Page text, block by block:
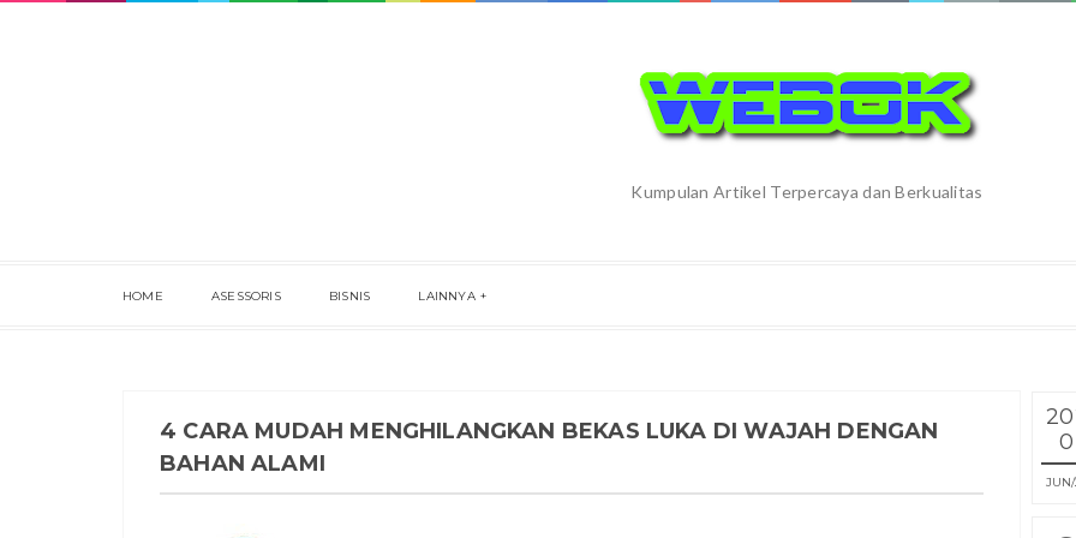
Kumpulan Artikel Terpercaya dan Berkualitas
HOME ASESSORIS BISNIS LAINNYA
0
JUN
4 CARA MUDAH MENGHILANGKAN BEKAS LUKA DI WAJAH DENGAN
BAHAN ALAMI